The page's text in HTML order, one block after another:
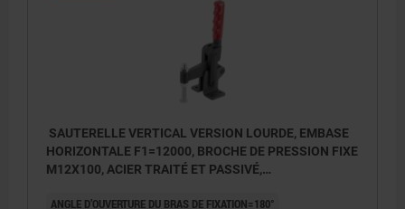
SAUTERELLE VERTICAL VERSION LOURDE, EMBASE
HORIZONTALE F1=12000, BROCHE DE PRESSION FIXE
M12X100, ACIER TRAITÉ ET PASSIVÉ,
ANGLE D’OUVERTURE DU BRAS DE FIXATION=180°